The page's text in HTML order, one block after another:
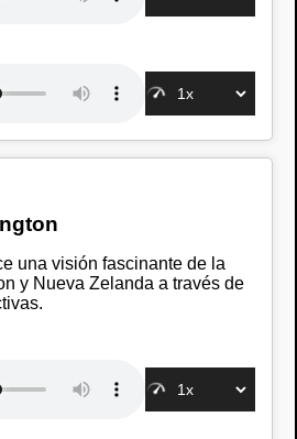
una visión fascinante de la
y Nueva Zelanda a través de